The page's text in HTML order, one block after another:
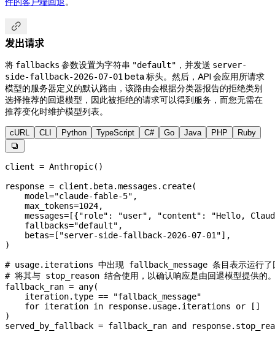

发出请求
将 fallbacks 参数设置为字符串 "default" ，并发送 server-
side-fallback-2026-07-01 beta 标头。然后，API 会应用所请求
模型的服务器定义的默认路由，该路由会根据分类器报告的拒绝类别
选择推荐的回退模型，因此被拒绝的请求可以得到服务，而您无需在
推荐变化时维护模型列表。
cURL CLI Python TypeScript C# Go Java PHP Ruby

client = Anthropic()
response = client.beta.messages.create(
    model
="claude-fable-5" ,
    max_tokens
=1024,
    messages
= [{"role" : "user" , "content" :
"Hello,
    fallbacks
="default" ,
    betas
= [ "server-side-fallback-2026-07-01"],
)
# usage.iterations 中出现 fallback_message 条目表示运行了
# 将其与 stop_reason 结合使用，以确认响应是由回退模型提供的
fallback_ran = any(
    iteration.type
== "fallback_message"
    for
iteration in response.usage.iterations or []
)
served_by_fallback = fallback_ran and